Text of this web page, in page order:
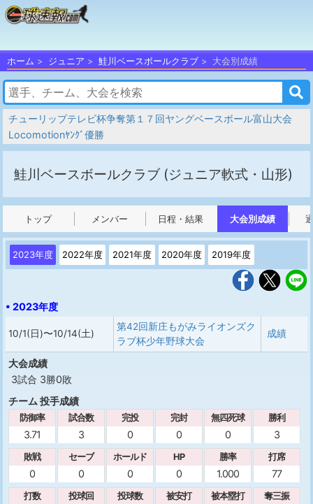
ホーム ジュニア 鮭川ベースボールクラブ 大会別成績
チューリップテレビ杯争奪第１７回ヤングベースボール富山大会
Locomotionﾔﾝｸﾞ優勝
鮭川ベースボールクラブ (ジュニア軟式・山形)
トップ メンバー 日程・結果 大会別成績
2023年度 2022年度 2021年度 2020年度 2019年度
• 2023年度
10/1(日)〜10/14(土)
第42回新庄もがみライオンズク
ラブ杯少年野球大会
成績
大会成績
3試合 3勝0敗
チーム 投手成績
防御率
3.71
試合数
3
完投
0
完封
0
無四死球
0
勝利
3
敗戦
0
セーブ
0
ホールド
0
HP
0
勝率
1.000
打席
77
打数 投球回 投球数 被安打 被本塁打 奪三振